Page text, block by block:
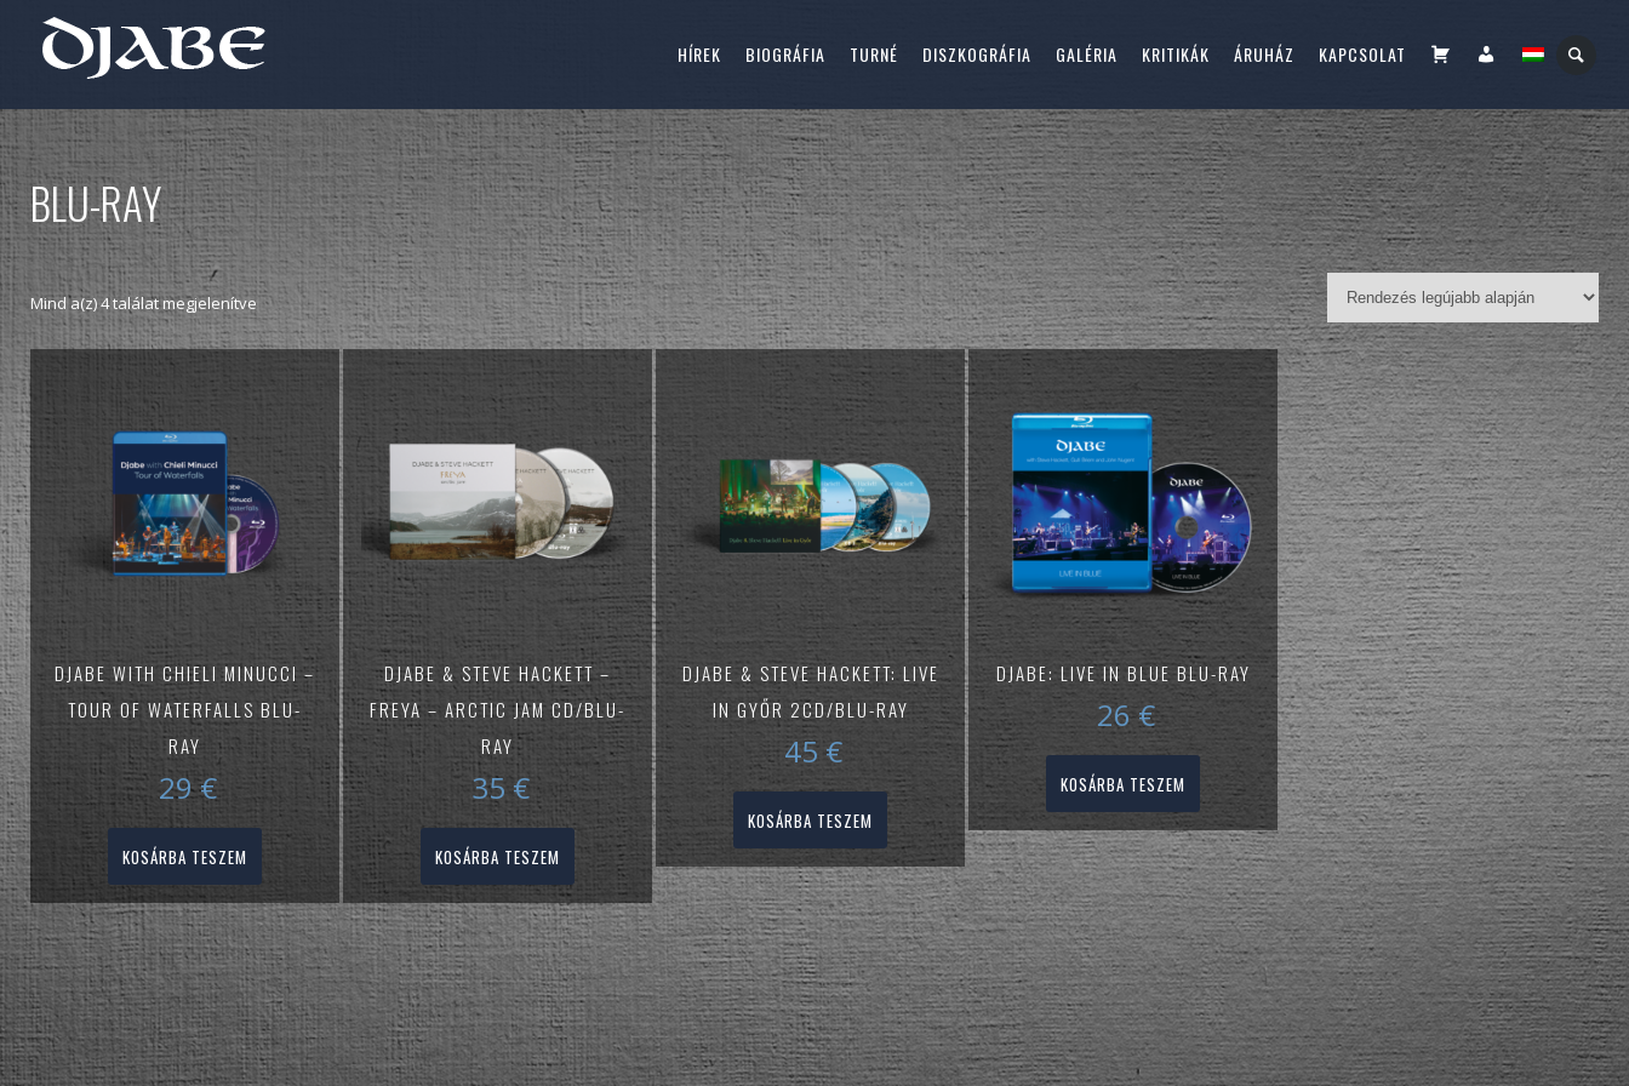
HÍREK BIOGRÁFIA TURNÉ DISZKOGRÁFIA GALÉRIA KRITIKÁK ÁRUHÁZ KAPCSOLAT KOSÁR FIÓKOM
BLU-RAY
Mind a(z) 4 találat megjelenítve
DJABE WITH CHIELI MINUCCI –
TOUR OF WATERFALLS BLU-
RAY
29€
KOSÁRBA TESZEM
DJABE & STEVE HACKETT –
FREYA – ARCTIC JAM CD/BLU-
RAY
35 €
KOSÁRBA TESZEM
DJABE & STEVE HACKETT: LIVE
IN GYŐR 2CD/BLU-RAY
45 €
KOSÁRBA TESZEM
DJABE: LIVE IN BLUE BLU-RAY
26€
KOSÁRBA TESZEM